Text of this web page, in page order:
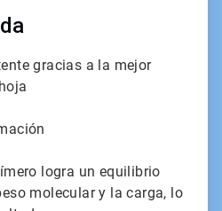
gracias a la mejor
logra un equilibrio
molecular y la carga, lo